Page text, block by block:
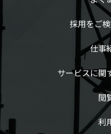
採用をご
仕事
サービスに関
閲
利